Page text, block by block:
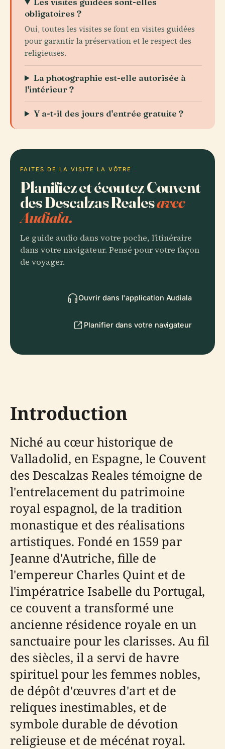
obligatoires ?
Oui, toutes les visites se font en visites guidées
pour garantir la préservation et le respect des
religieuses.
La photographie est-elle autorisée à
l'intérieur ?
Y a-t-il des jours d'entrée gratuite ?
FAITES DE LA VISITE LA VÔTRE
Planifiez et écoutez Couvent
des Descalzas Realesavec
Audiala.
Le guide audio dans votre poche, l'itinéraire
dans votre navigateur. Pensé pour votre façon
de voyager.
Ouvrir dans l'application Audiala
Planifier dans votre navigateur
Introduction
Niché au cœur historique de
Valladolid, en Espagne, le Couvent
des Descalzas Reales témoigne de
l'entrelacement du patrimoine
royal espagnol, de la tradition
monastique et des réalisations
artistiques. Fondé en 1559 par
Jeanne d'Autriche, fille de
l'empereur Charles Quint et de
l'impératrice Isabelle du Portugal,
ce couvent a transformé une
ancienne résidence royale en un
sanctuaire pour les clarisses. Au fil
des siècles, il a servi de havre
spirituel pour les femmes nobles,
de dépôt d'œuvres d'art et de
reliques inestimables, et de
symbole durable de dévotion
religieuse et de mécénat royal.